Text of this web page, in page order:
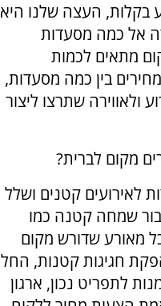
בקלות, העצה שלנו היא
אל כמה מסעדות
מתאים לכמות
בין כמה מסעדות,
ולאווירה שתרצו ליצור
מקום לברית?
לאירועים קטנים ושלל
שמחה קטנה כמו
מאורע שדורש מקום
להפקת חגיגות קטנות, החל
לתפריט נכון, ארגון